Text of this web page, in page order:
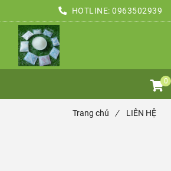
HOTLINE: 0963502939
0
Trang chủ / LIÊN HỆ